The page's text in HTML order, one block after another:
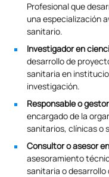
Profesional que
una especialización
sanitario.
Investigador en
desarrollo de
sanitaria en
investigación.
Responsable o
encargado de la
sanitarios, clínicas o
Consultor o asesor
asesoramiento
sanitaria o desarrollo